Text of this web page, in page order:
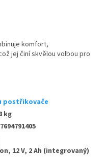
komfort,
jej činí skvělou volbou pro
postřikovače
kg
12 V, 2 Ah (integrovaný)